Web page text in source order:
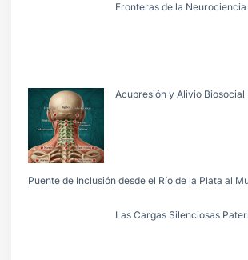
Fronteras de la Neurociencia
Acupresión y Alivio Biosocial
Puente de Inclusión desde el Río de la Plata al
Las Cargas Silenciosas